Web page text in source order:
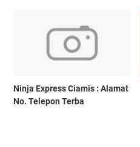
Ninja Express Ciamis : Alamat
No. Telepon Terba